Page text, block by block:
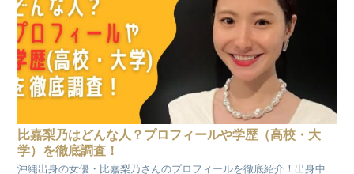
比嘉梨乃はどんな人？プロフィールや学歴（高校・大
学）を徹底調査！
沖縄出身の女優・比嘉梨乃さんのプロフィールを徹底紹介！出身中